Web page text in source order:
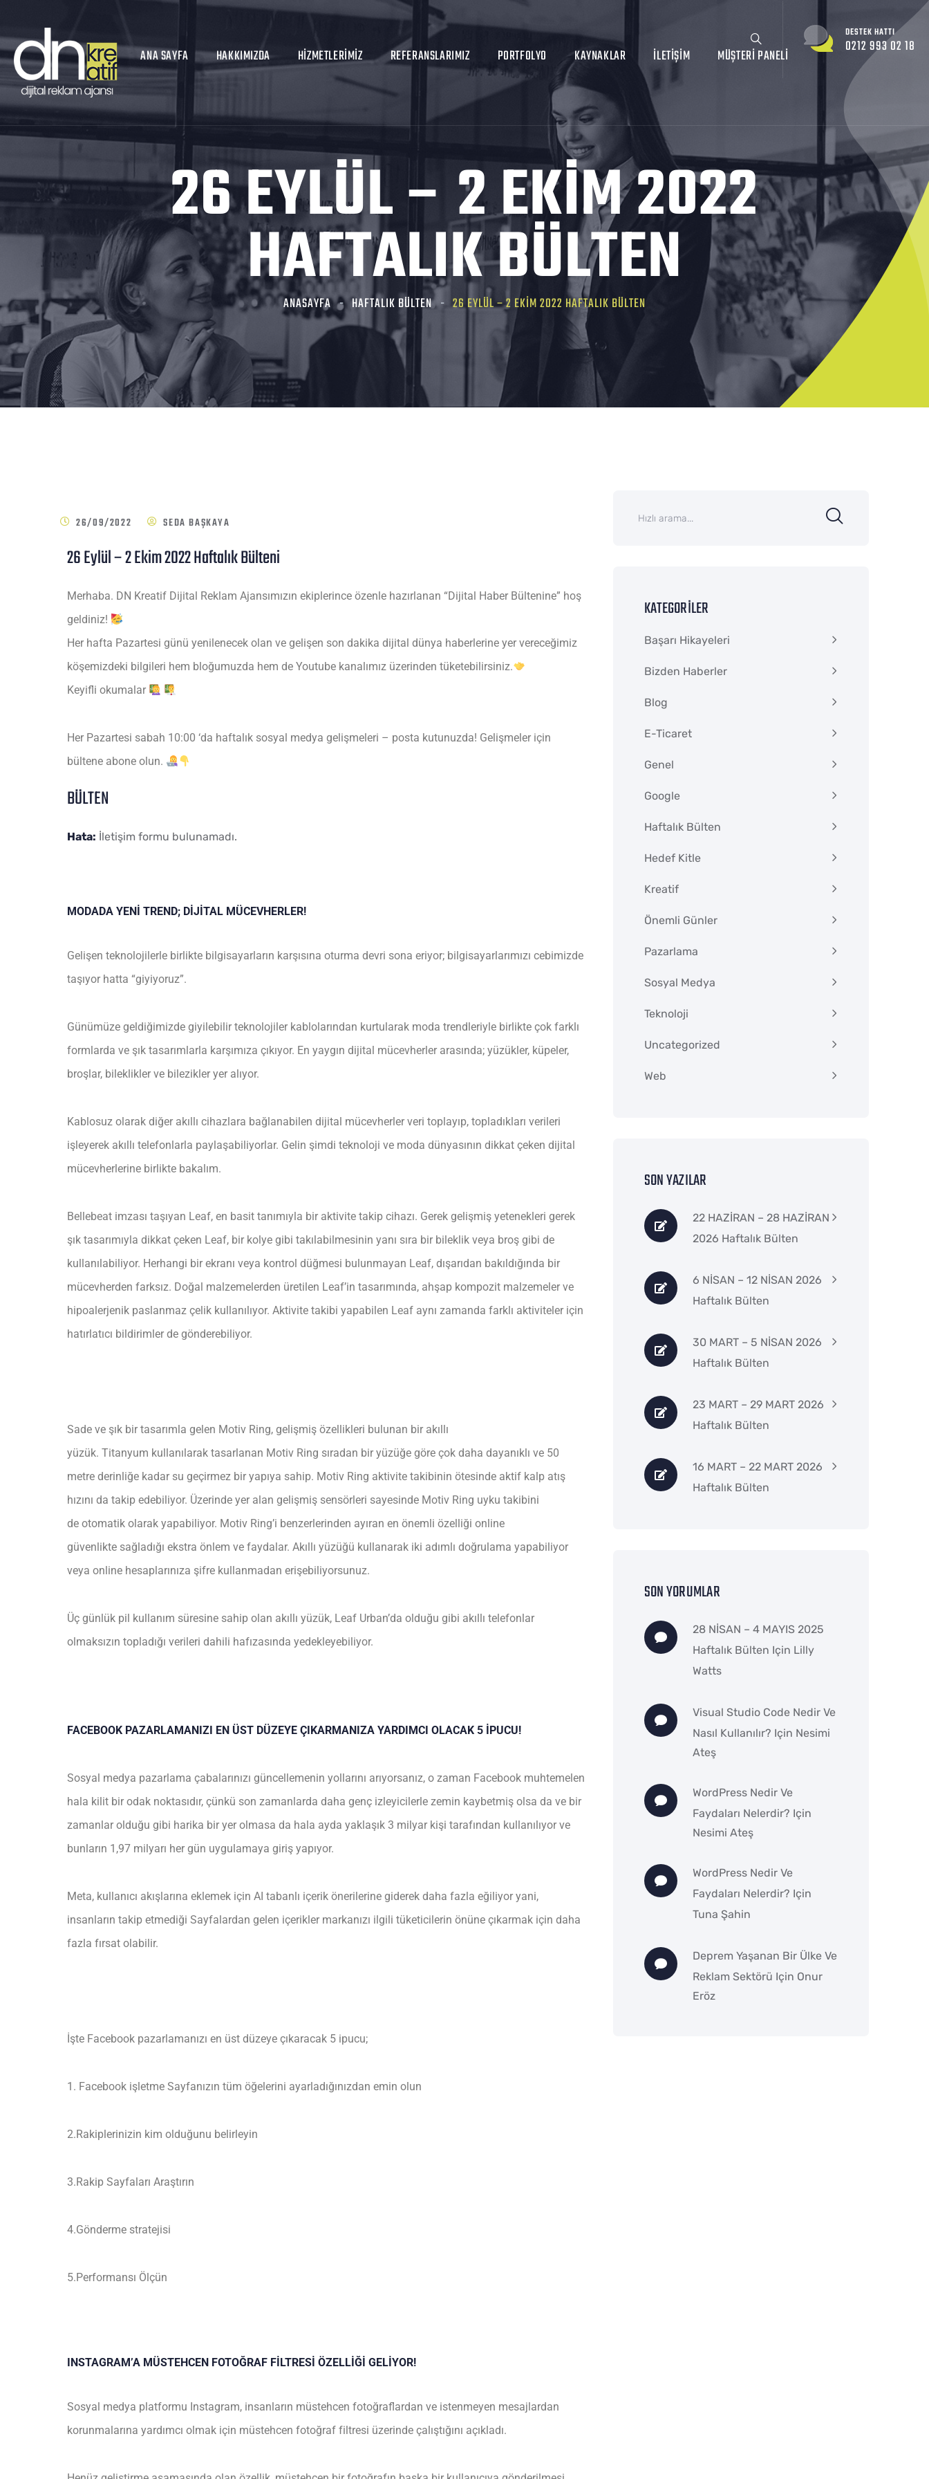
ANA SAYFA HAKKIMIZDA HIZMETLERIMIZ REFERANSLARIMIZ PORTFOLYO KAYNAKLAR İLETIŞIM MÜŞTERI PANELI
DESTEK HATTI
0212 993 02 18
26 EYLÜL – 2 EKIM 2022
HAFTALIK BÜLTEN
ANASAYFA HAFTALIK BÜLTEN 26 EYLÜL – 2 EKIM 2022 HAFTALIK BÜLTEN
26/09/2022 SEDA BAŞKAYA
26 Eylül – 2 Ekim 2022 Haftalık Bülteni
Merhaba. DN Kreatif Dijital Reklam Ajansımızın ekiplerince özenle hazırlanan “Dijital Haber Bültenine” hoş
geldiniz!
Her hafta Pazartesi günü yenilenecek olan ve gelişen son dakika dijital dünya haberlerine yer vereceğimiz
köşemizdeki bilgileri hem bloğumuzda hem de Youtube kanalımız üzerinden tüketebilirsiniz.
Keyifli okumalar
Her Pazartesi sabah 10:00 ‘da haftalık sosyal medya gelişmeleri – posta kutunuzda! Gelişmeler için
bültene abone olun.
BÜLTEN
Hata: İletişim formu bulunamadı.
MODADA YENİ TREND; DİJİTAL MÜCEVHERLER!
Gelişen teknolojilerle birlikte bilgisayarların karşısına oturma devri sona eriyor; bilgisayarlarımızı cebimizde
taşıyor hatta “giyiyoruz”.
Günümüze geldiğimizde giyilebilir teknolojiler kablolarından kurtularak moda trendleriyle birlikte çok farklı
formlarda ve şık tasarımlarla karşımıza çıkıyor. En yaygın dijital mücevherler arasında; yüzükler, küpeler,
broşlar, bileklikler ve bilezikler yer alıyor.
Kablosuz olarak diğer akıllı cihazlara bağlanabilen dijital mücevherler veri toplayıp, topladıkları verileri
işleyerek akıllı telefonlarla paylaşabiliyorlar. Gelin şimdi teknoloji ve moda dünyasının dikkat çeken dijital
mücevherlerine birlikte bakalım.
Bellebeat imzası taşıyan Leaf, en basit tanımıyla bir aktivite takip cihazı. Gerek gelişmiş yetenekleri gerek
şık tasarımıyla dikkat çeken Leaf, bir kolye gibi takılabilmesinin yanı sıra bir bileklik veya broş gibi de
kullanılabiliyor. Herhangi bir ekranı veya kontrol düğmesi bulunmayan Leaf, dışarıdan bakıldığında bir
mücevherden farksız. Doğal malzemelerden üretilen Leaf’in tasarımında, ahşap kompozit malzemeler ve
hipoalerjenik paslanmaz çelik kullanılıyor. Aktivite takibi yapabilen Leaf aynı zamanda farklı aktiviteler için
hatırlatıcı bildirimler de gönderebiliyor.
Sade ve şık bir tasarımla gelen Motiv Ring, gelişmiş özellikleri bulunan bir akıllı
yüzük. Titanyum kullanılarak tasarlanan Motiv Ring sıradan bir yüzüğe göre çok daha dayanıklı ve 50
metre derinliğe kadar su geçirmez bir yapıya sahip. Motiv Ring aktivite takibinin ötesinde aktif kalp atış
hızını da takip edebiliyor. Üzerinde yer alan gelişmiş sensörleri sayesinde Motiv Ring uyku takibini
de otomatik olarak yapabiliyor. Motiv Ring’i benzerlerinden ayıran en önemli özelliği online
güvenlikte sağladığı ekstra önlem ve faydalar. Akıllı yüzüğü kullanarak iki adımlı doğrulama yapabiliyor
veya online hesaplarınıza şifre kullanmadan erişebiliyorsunuz.
Üç günlük pil kullanım süresine sahip olan akıllı yüzük, Leaf Urban’da olduğu gibi akıllı telefonlar
olmaksızın topladığı verileri dahili hafızasında yedekleyebiliyor.
FACEBOOK PAZARLAMANIZI EN ÜST DÜZEYE ÇIKARMANIZA YARDIMCI OLACAK 5 İPUCU!
Sosyal medya pazarlama çabalarınızı güncellemenin yollarını arıyorsanız, o zaman Facebook muhtemelen
hala kilit bir odak noktasıdır, çünkü son zamanlarda daha genç izleyicilerle zemin kaybetmiş olsa da ve bir
zamanlar olduğu gibi harika bir yer olmasa da hala ayda yaklaşık 3 milyar kişi tarafından kullanılıyor ve
bunların 1,97 milyarı her gün uygulamaya giriş yapıyor.
Meta, kullanıcı akışlarına eklemek için AI tabanlı içerik önerilerine giderek daha fazla eğiliyor yani,
insanların takip etmediği Sayfalardan gelen içerikler markanızı ilgili tüketicilerin önüne çıkarmak için daha
fazla fırsat olabilir.
İşte Facebook pazarlamanızı en üst düzeye çıkaracak 5 ipucu;
1. Facebook işletme Sayfanızın tüm öğelerini ayarladığınızdan emin olun
2.Rakiplerinizin kim olduğunu belirleyin
3.Rakip Sayfaları Araştırın
4.Gönderme stratejisi
5.Performansı Ölçün
INSTAGRAM’A MÜSTEHCEN FOTOĞRAF FİLTRESİ ÖZELLİĞİ GELİYOR!
Sosyal medya platformu Instagram, insanların müstehcen fotoğraflardan ve istenmeyen mesajlardan
korunmalarına yardımcı olmak için müstehcen fotoğraf filtresi üzerinde çalıştığını açıkladı.
KATEGORILER
Başarı Hikayeleri
Bizden Haberler
Blog
E-Ticaret
Genel
Google
Haftalık Bülten
Hedef Kitle
Kreatif
Önemli Günler
Pazarlama
Sosyal Medya
Teknoloji
Uncategorized
Web
SON YAZILAR
22 HAZİRAN – 28 HAZİRAN
2026 Haftalık Bülten
6 NİSAN – 12 NİSAN 2026
Haftalık Bülten
30 MART – 5 NİSAN 2026
Haftalık Bülten
23 MART – 29 MART 2026
Haftalık Bülten
16 MART – 22 MART 2026
Haftalık Bülten
SON YORUMLAR
28 NİSAN – 4 MAYIS 2025
Haftalık Bülten Için Lilly
Watts
Visual Studio Code Nedir Ve
Nasıl Kullanılır? Için Nesimi
Ateş
WordPress Nedir Ve
Faydaları Nelerdir? Için
Nesimi Ateş
WordPress Nedir Ve
Faydaları Nelerdir? Için
Tuna Şahin
Deprem Yaşanan Bir Ülke Ve
Reklam Sektörü Için Onur
Eröz